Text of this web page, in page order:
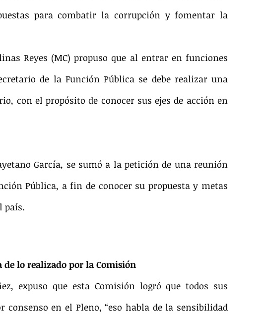
para combatir la corrupción y fomentar la
Reyes (MC) propuso que al entrar en funciones
de la Función Pública se debe realizar una
con el propósito de conocer sus ejes de acción en
García, se sumó a la petición de una reunión
Pública, a fin de conocer su propuesta y metas
país.
lo realizado por la Comisión
expuso que esta Comisión logró que todos sus
consenso en el Pleno, “eso habla de la sensibilidad